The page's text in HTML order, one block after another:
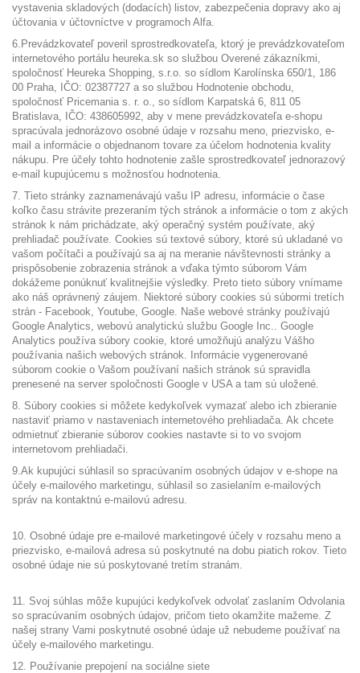
vystavenia skladových (dodacích) listov, zabezpečenia dopravy ako aj
účtovania v účtovníctve v programoch Alfa.
6.Prevádzkovateľ poveril sprostredkovateľa, ktorý je prevádzkovateľom
internetového portálu heureka.sk so službou Overené zákazníkmi,
spoločnosť Heureka Shopping, s.r.o. so sídlom Karolínska 650/1, 186
00 Praha, IČO: 02387727 a so službou Hodnotenie obchodu,
spoločnosť Pricemania s. r. o., so sídlom Karpatská 6, 811 05
Bratislava, IČO: 438605992, aby v mene prevádzkovateľa e-shopu
spracúvala jednorázovo osobné údaje v rozsahu meno, priezvisko, e-
mail a informácie o objednanom tovare za účelom hodnotenia kvality
nákupu. Pre účely tohto hodnotenie zašle sprostredkovateľ jednorazový
e-mail kupujúcemu s možnosťou hodnotenia.
7. Tieto stránky zaznamenávajú vašu IP adresu, informácie o čase
koľko času strávite prezeraním tých stránok a informácie o tom z akých
stránok k nám prichádzate, aký operačný systém používate, aký
prehliadač používate. Cookies sú textové súbory, ktoré sú ukladané vo
vašom počítači a používajú sa aj na meranie návštevnosti stránky a
prispôsobenie zobrazenia stránok a vďaka týmto súborom Vám
dokážeme ponúknuť kvalitnejšie výsledky. Preto tieto súbory vnímame
ako náš oprávnený záujem. Niektoré súbory cookies sú súbormi tretích
strán - Facebook, Youtube, Google. Naše webové stránky používajú
Google Analytics, webovú analytickú službu Google Inc.. Google
Analytics používa súbory cookie, ktoré umožňujú analýzu Vášho
používania našich webových stránok. Informácie vygenerované
súborom cookie o Vašom používaní našich stránok sú spravidla
prenesené na server spoločnosti Google v USA a tam sú uložené.
8. Súbory cookies si môžete kedykoľvek vymazať alebo ich zbieranie
nastaviť priamo v nastaveniach internetového prehliadača. Ak chcete
odmietnuť zbieranie súborov cookies nastavte si to vo svojom
internetovom prehliadači.
9.Ak kupujúci súhlasil so spracúvaním osobných údajov v e-shope na
účely e-mailového marketingu, súhlasil so zasielaním e-mailových
správ na kontaktnú e-mailovú adresu.
10. Osobné údaje pre e-mailové marketingové účely v rozsahu meno a
priezvisko, e-mailová adresa sú poskytnuté na dobu piatich rokov. Tieto
osobné údaje nie sú poskytované tretím stranám.
11. Svoj súhlas môže kupujúci kedykoľvek odvolať zaslaním Odvolania
so spracúvaním osobných údajov, pričom tieto okamžite mažeme. Z
našej strany Vami poskytnuté osobné údaje už nebudeme používať na
účely e-mailového marketingu.
12. Používanie prepojení na sociálne siete